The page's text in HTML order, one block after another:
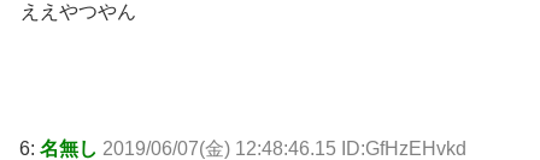
ええやつやん
6: 名無し 2019/06/07(金) 12:48:46.15 ID:GfHzEHvkd